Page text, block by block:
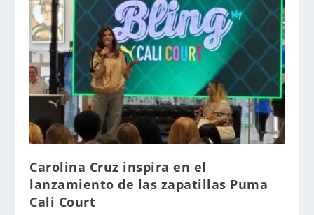
Carolina Cruz inspira en el
lanzamiento de las zapatillas Puma
Cali Court